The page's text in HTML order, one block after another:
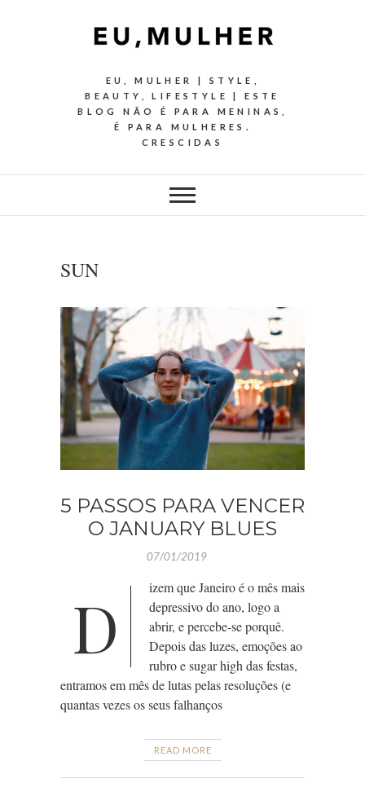
EU, MULHER | STYLE,
BEAUTY, LIFESTYLE | ESTE
BLOG NÃO É PARA MENINAS,
É PARA MULHERES.
CRESCIDAS
SUN
5 PASSOS PARA VENCER
O JANUARY BLUES
07/01/2019
D
izem que Janeiro é o mês mais
depressivo do ano, logo a
abrir, e percebe-se porquê.
Depois das luzes, emoções ao
rubro e sugar high das festas,
entramos em mês de lutas pelas resoluções (e
quantas vezes os seus falhanços
READ MORE